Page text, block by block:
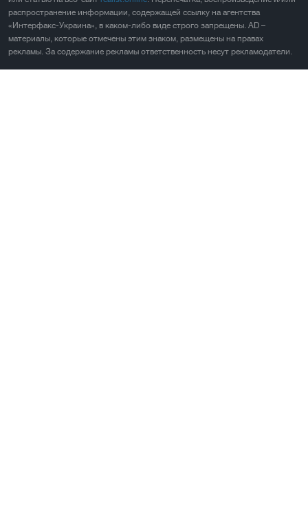
распространение информации, содержащей ссылку на агентства
«Интерфакс-Украина», в каком-либо виде строго запрещены. AD –
материалы, которые отмечены этим знаком, размещены на правах
рекламы. За содержание рекламы ответственность несут рекламодатели.